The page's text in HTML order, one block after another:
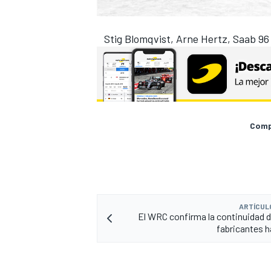
Stig Blomqvist, Arne Hertz, Saab
El WRC confirma la continuidad
fabricantes